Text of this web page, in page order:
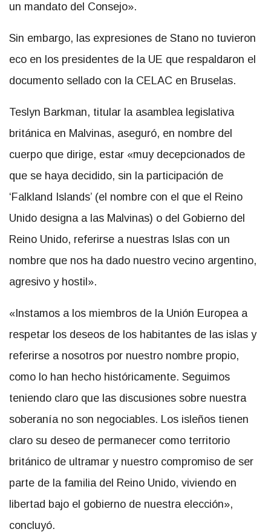
un mandato del Consejo».
Sin embargo, las expresiones de Stano no tuvieron
eco en los presidentes de la UE que respaldaron el
documento sellado con la CELAC en Bruselas.
Teslyn Barkman, titular la asamblea legislativa
británica en Malvinas, aseguró, en nombre del
cuerpo que dirige, estar «muy decepcionados de
que se haya decidido, sin la participación de
‘Falkland Islands’ (el nombre con el que el Reino
Unido designa a las Malvinas) o del Gobierno del
Reino Unido, referirse a nuestras Islas con un
nombre que nos ha dado nuestro vecino argentino,
agresivo y hostil».
«Instamos a los miembros de la Unión Europea a
respetar los deseos de los habitantes de las islas y
referirse a nosotros por nuestro nombre propio,
como lo han hecho históricamente. Seguimos
teniendo claro que las discusiones sobre nuestra
soberanía no son negociables. Los isleños tienen
claro su deseo de permanecer como territorio
británico de ultramar y nuestro compromiso de ser
parte de la familia del Reino Unido, viviendo en
libertad bajo el gobierno de nuestra elección»,
concluyó.